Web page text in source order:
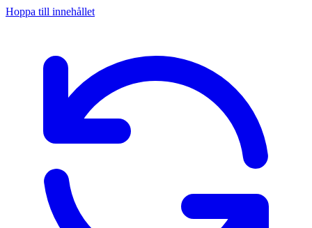
Hoppa till innehållet